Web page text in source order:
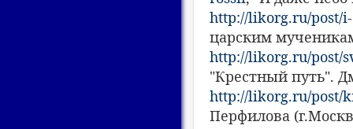
http://likorg.ru/post/
царским
http://likorg.ru/post/
"Крестный путь".
http://likorg.ru/post/
Перфилова